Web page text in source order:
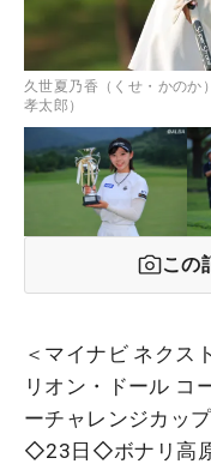
久世夏乃香（くせ・かのか
孝太郎）
この
＜マイナビ ネク
リオン・ドール コ
ーチャレンジカッ
◇23日◇ボナリ高原